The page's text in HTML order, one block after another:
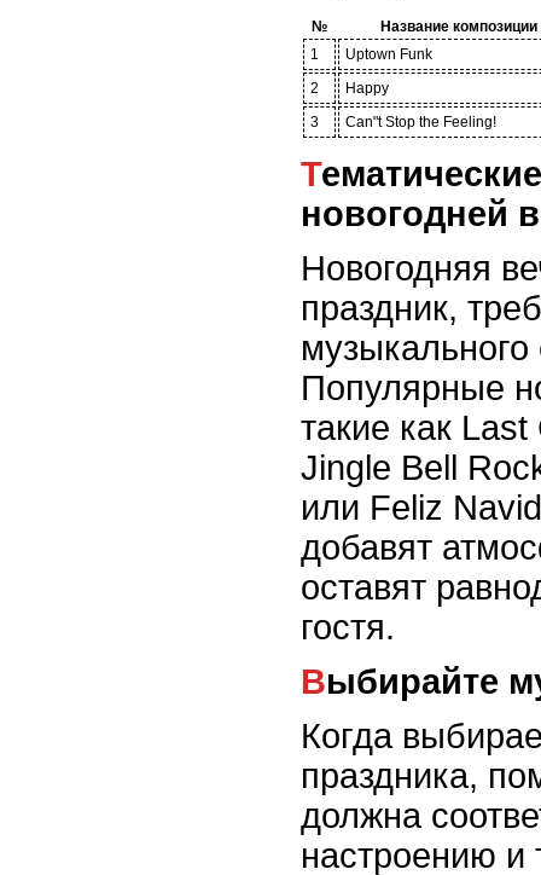
№
Название композиции
1
Uptown Funk
2
Happy
3
Can"t Stop the Feeling!
Тематические композиции для
новогодней
Новогодняя
праздник,
Популярные
такие как
Jingle Bell
или Feliz
добавят
оставят
гостя.
Выбирайте
Когда
праздника,
должна
настроению и